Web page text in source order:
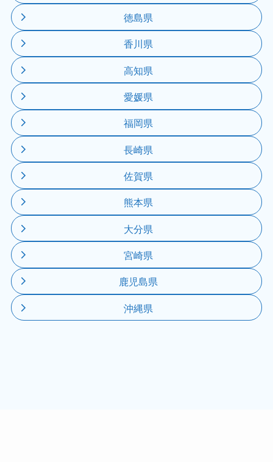
徳島県
香川県
高知県
愛媛県
福岡県
長崎県
佐賀県
熊本県
大分県
宮崎県
鹿児島県
沖縄県